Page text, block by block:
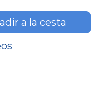
a la cesta